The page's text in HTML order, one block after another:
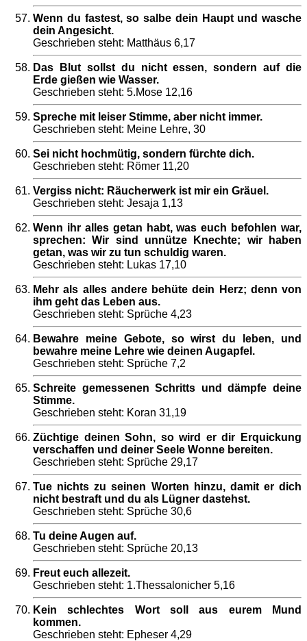
Wenn du fastest, so salbe dein Haupt und wasche
dein Angesicht.
Geschrieben steht: Matthäus 6,17
Das Blut sollst du nicht essen, sondern auf die
Erde gießen wie Wasser.
Geschrieben steht: 5.Mose 12,16
Spreche mit leiser Stimme, aber nicht immer.
Geschrieben steht: Meine Lehre, 30
Sei nicht hochmütig, sondern fürchte dich.
Geschrieben steht: Römer 11,20
Vergiss nicht: Räucherwerk ist mir ein Gräuel.
Geschrieben steht: Jesaja 1,13
Wenn ihr alles getan habt, was euch befohlen war,
sprechen: Wir sind unnütze Knechte; wir haben
getan, was wir zu tun schuldig waren.
Geschrieben steht: Lukas 17,10
Mehr als alles andere behüte dein Herz; denn von
ihm geht das Leben aus.
Geschrieben steht: Sprüche 4,23
Bewahre meine Gebote, so wirst du leben, und
bewahre meine Lehre wie deinen Augapfel.
Geschrieben steht: Sprüche 7,2
Schreite gemessenen Schritts und dämpfe deine
Stimme.
Geschrieben steht: Koran 31,19
Züchtige deinen Sohn, so wird er dir Erquickung
verschaffen und deiner Seele Wonne bereiten.
Geschrieben steht: Sprüche 29,17
Tue nichts zu seinen Worten hinzu, damit er dich
nicht bestraft und du als Lügner dastehst.
Geschrieben steht: Sprüche 30,6
Tu deine Augen auf.
Geschrieben steht: Sprüche 20,13
Freut euch allezeit.
Geschrieben steht: 1.Thessalonicher 5,16
Kein schlechtes Wort soll aus eurem Mund
kommen.
Geschrieben steht: Epheser 4,29